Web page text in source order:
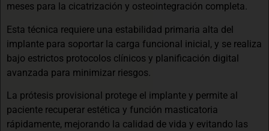
meses para la cicatrización y osteointegración completa.
Esta técnica requiere una estabilidad primaria alta del
implante para soportar la carga funcional inicial, y se realiza
bajo estrictos protocolos clínicos y planificación digital
avanzada para minimizar riesgos.
La prótesis provisional protege el implante y permite al
paciente recuperar estética y función masticatoria
rápidamente, mejorando la calidad de vida y evitando las